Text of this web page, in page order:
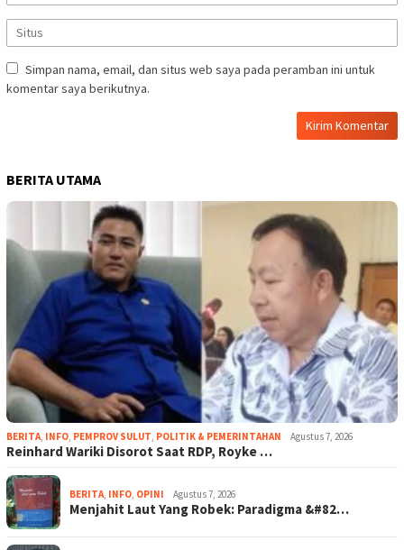
Simpan nama, email, dan situs web saya pada peramban ini untuk
komentar saya berikutnya.
BERITA UTAMA
BERITA INFO PEMPROV SULUT POLITIK & PEMERINTAHAN Agustus 7, 2026
Reinhard Wariki Disorot Saat RDP, Royke …
BERITA INFO OPINI Agustus 7, 2026
Menjahit Laut Yang Robek: Paradigma &#82…